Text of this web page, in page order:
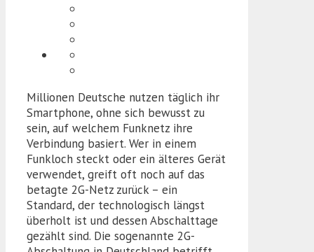
Millionen Deutsche nutzen täglich ihr
Smartphone, ohne sich bewusst zu
sein, auf welchem Funknetz ihre
Verbindung basiert. Wer in einem
Funkloch steckt oder ein älteres Gerät
verwendet, greift oft noch auf das
betagte 2G-Netz zurück – ein
Standard, der technologisch längst
überholt ist und dessen Abschalttage
gezählt sind. Die sogenannte 2G-